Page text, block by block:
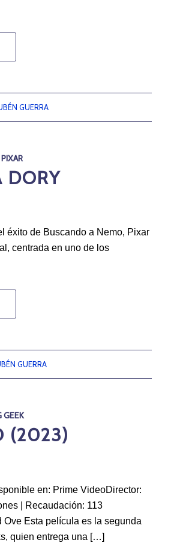
GUERRA
PIXAR
DORY
éxito de Buscando a Nemo, Pixar
centrada en uno de los
GUERRA
GEEK
(2023)
en: Prime VideoDirector:
| Recaudación: 113
Esta película es la segunda
quien entrega una […]